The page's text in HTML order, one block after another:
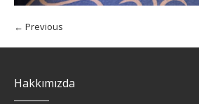
← Previous
Hakkımızda